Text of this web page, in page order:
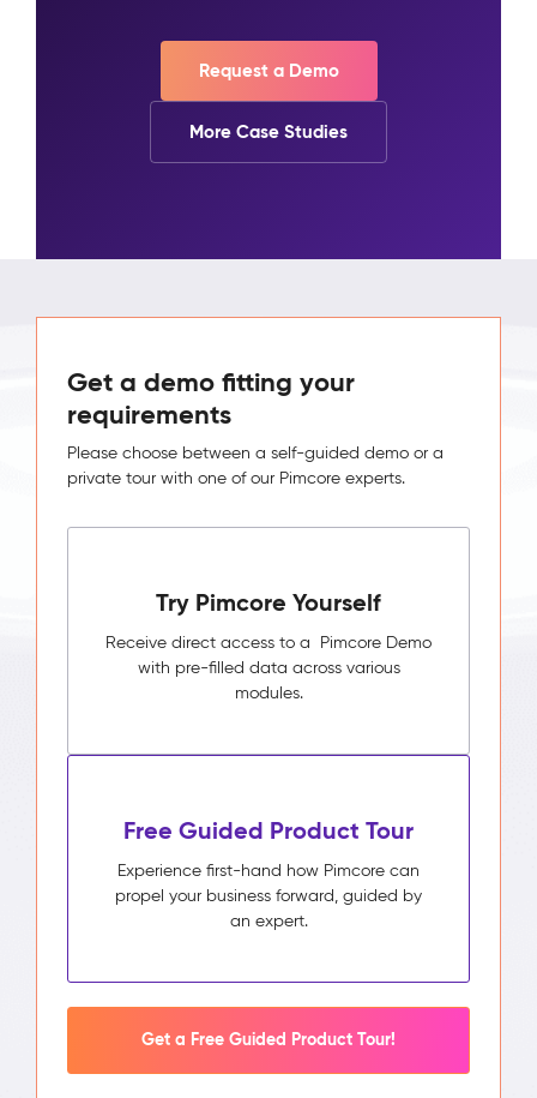
Request a Demo
More Case Studies
Get a demo fitting your
requirements
Please choose between a self-guided demo or a
private tour with one of our Pimcore experts.
Try Pimcore Yourself
Receive direct access to a Pimcore Demo
with pre-filled data across various
modules.
Free Guided Product Tour
Experience first-hand how Pimcore can
propel your business forward, guided by
an expert.
Get a Free Guided Product Tour!